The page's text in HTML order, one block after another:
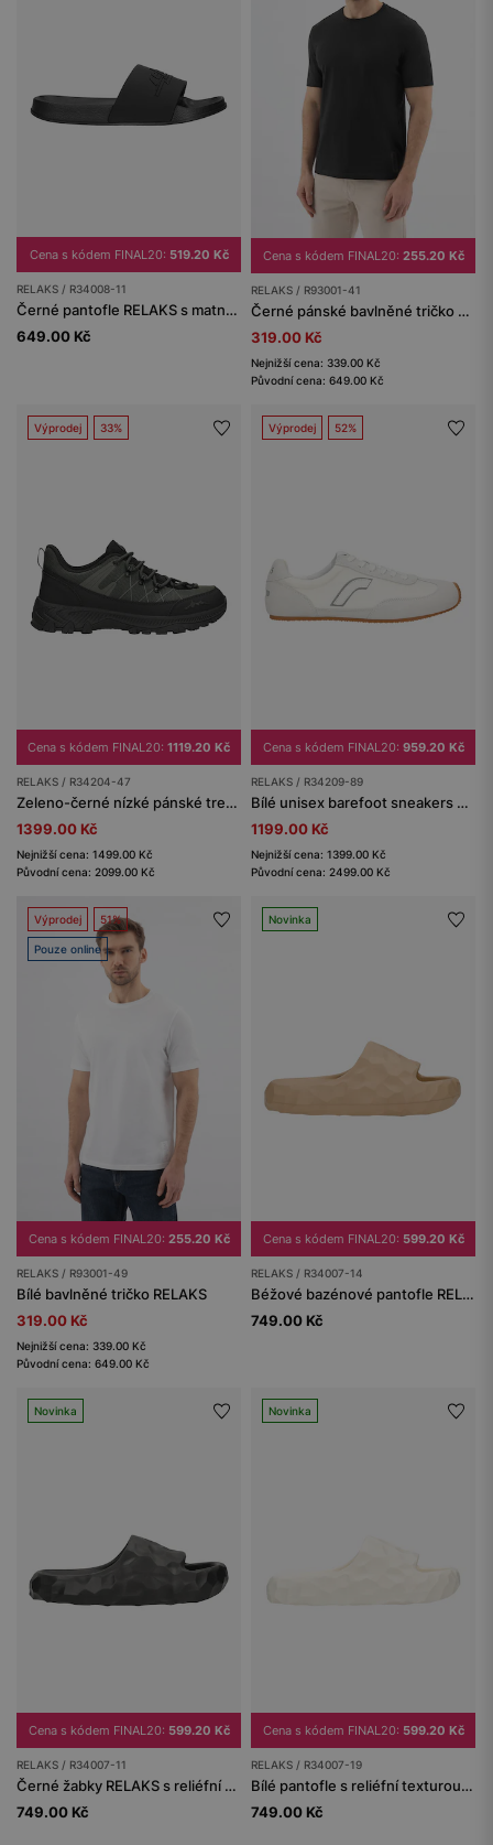
Cena s kódem FINAL20: 519.20 Kč
RELAKS / R34008-11
Černé pantofle RELAKS s matnou úpravou
649.00 Kč
Cena s kódem FINAL20: 255.20 Kč
RELAKS / R93001-41
Černé pánské bavlněné tričko RELAKS
319.00 Kč
Nejnižší cena: 339.00 Kč
Původní cena: 649.00 Kč
Výprodej 33%
Cena s kódem FINAL20: 1119.20 Kč
RELAKS / R34204-47
Zeleno-černé nízké pánské trekingové boty RELAKS s membránou nano-TEX™
1399.00 Kč
Nejnižší cena: 1499.00 Kč
Původní cena: 2099.00 Kč
Výprodej 52%
Cena s kódem FINAL20: 959.20 Kč
RELAKS / R34209-89
Bílé unisex barefoot sneakers na ploché podrážce RELAKS
1199.00 Kč
Nejnižší cena: 1399.00 Kč
Původní cena: 2499.00 Kč
Výprodej 51%
Pouze online
Cena s kódem FINAL20: 255.20 Kč
RELAKS / R93001-49
Bílé bavlněné tričko RELAKS
319.00 Kč
Nejnižší cena: 339.00 Kč
Původní cena: 649.00 Kč
Novinka
Cena s kódem FINAL20: 599.20 Kč
RELAKS / R34007-14
Béžové bazénové pantofle RELAKS
749.00 Kč
Novinka
Cena s kódem FINAL20: 599.20 Kč
RELAKS / R34007-11
Černé žabky RELAKS s reliéfní texturou a tlustou podrážkou
749.00 Kč
Novinka
Cena s kódem FINAL20: 599.20 Kč
RELAKS / R34007-19
Bílé pantofle s reliéfní texturou a tlustou podrážkou RELAKS
749.00 Kč